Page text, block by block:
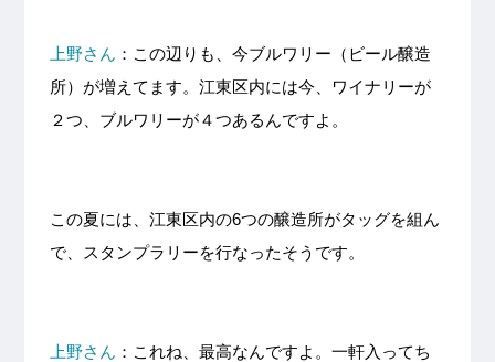
上野さん ：この辺りも、今ブルワリー（ビール醸造
所）が増えてます。江東区内には今、ワイナリーが
２つ、ブルワリーが４つあるんですよ。
この夏には、江東区内の6つの醸造所がタッグを組ん
で、スタンプラリーを行なったそうです。
上野さん ：これね、最高なんですよ。一軒入ってち